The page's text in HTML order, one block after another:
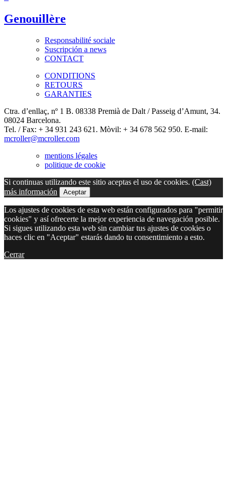
Genouillère
Responsabilité sociale
Suscripción a news
CONTACT
CONDITIONS
RETOURS
GARANTIES
Ctra. d’enllaç, nº 1 B. 08338 Premià de Dalt / Passeig d’Amunt, 34.
08024 Barcelona.
Tel. / Fax: + 34 931 243 621. Mòvil: + 34 678 562 950. E-mail:
mcroller@mcroller.com
mentions légales
politique de cookie
Si continuas utilizando este sitio aceptas el uso de cookies. (Cast)
más información
Aceptar
Los ajustes de cookies de esta web están configurados para "permitir
cookies" y así ofrecerte la mejor experiencia de navegación posible.
Si sigues utilizando esta web sin cambiar tus ajustes de cookies o
haces clic en "Aceptar" estarás dando tu consentimiento a esto.
Cerrar